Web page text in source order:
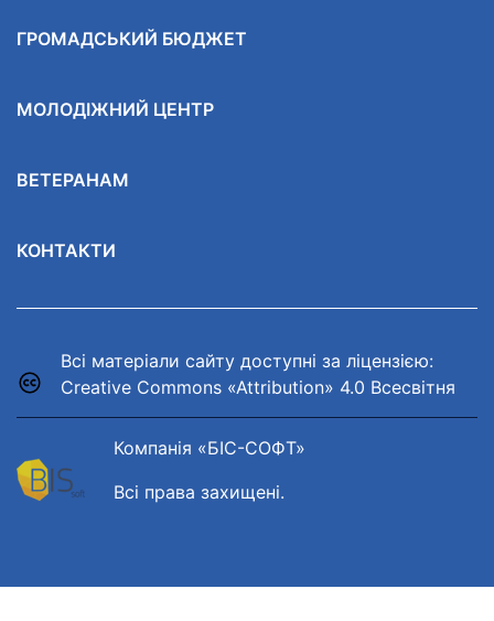
ГРОМАДСЬКИЙ БЮДЖЕТ
МОЛОДІЖНИЙ ЦЕНТР
ВЕТЕРАНАМ
КОНТАКТИ
Всі матеріали сайту доступні за ліцензією:
Creative Commons «Attribution» 4.0 Всесвітня
Компанія «БІС-СОФТ»
Всі права захищені.